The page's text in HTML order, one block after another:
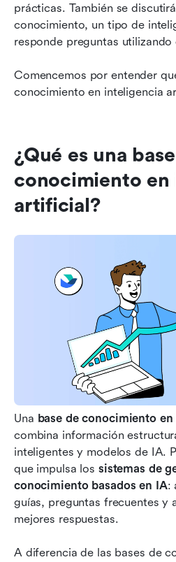
prácticas. También se
conocimiento, un tipo de
responde preguntas
Comencemos por entender
conocimiento en inteligencia
¿Qué es una
conocimiento
artificial?
Una base de conocimiento
combina información
inteligentes y modelos de IA.
que impulsa los sistemas de
conocimiento basados en IA:
guías, preguntas frecuentes y
mejores respuestas.
A diferencia de las bases de